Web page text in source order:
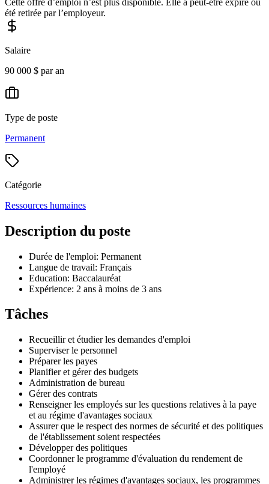
été retirée par l’employeur.
Salaire
90 000 $ par an
Type de poste
Permanent
Catégorie
Ressources humaines
Description du poste
Durée de l'emploi: Permanent
Langue de travail: Français
Education: Baccalauréat
Expérience: 2 ans à moins de 3 ans
Tâches
Recueillir et étudier les demandes d'emploi
Superviser le personnel
Préparer les payes
Planifier et gérer des budgets
Administration de bureau
Gérer des contrats
Renseigner les employés sur les questions relatives à la paye
et au régime d'avantages sociaux
Assurer que le respect des normes de sécurité et des politiques
de l'établissement soient respectées
Développer des politiques
Coordonner le programme d'évaluation du rendement de
l'employé
Administrer les régimes d'avantages sociaux, les programmes